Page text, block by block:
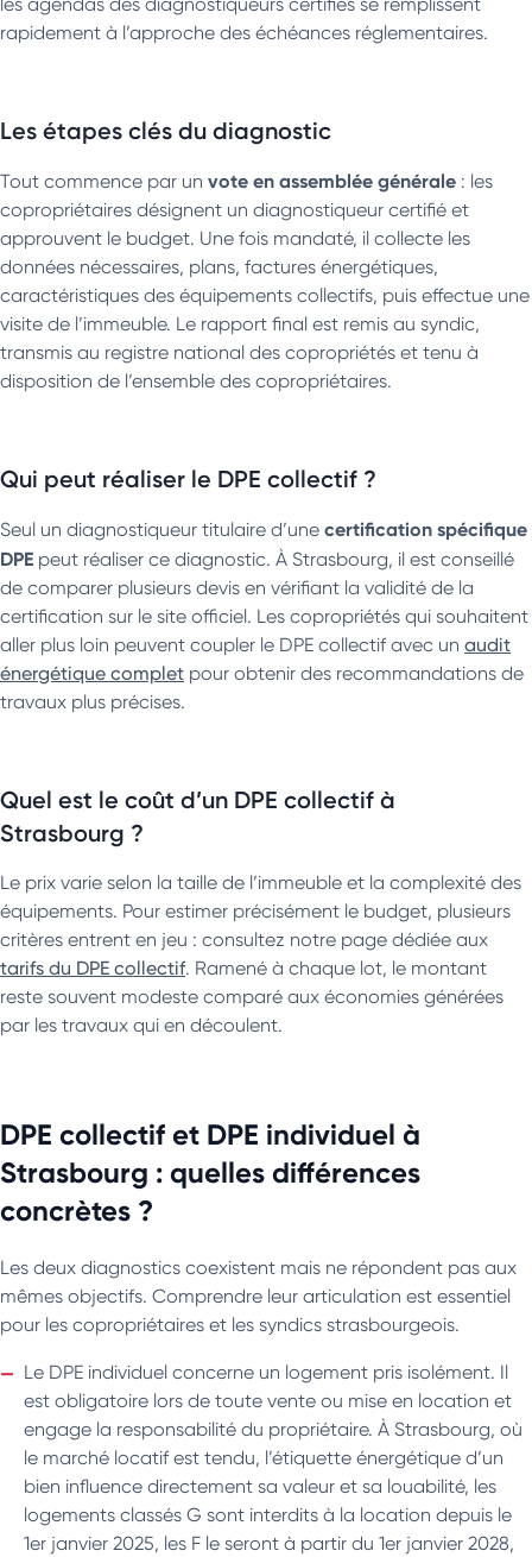
les agendas des diagnostiqueurs certifiés se remplissent
rapidement à l’approche des échéances réglementaires.
Les étapes clés du diagnostic
Tout commence par un vote en assemblée générale : les
copropriétaires désignent un diagnostiqueur certifié et
approuvent le budget. Une fois mandaté, il collecte les
données nécessaires, plans, factures énergétiques,
caractéristiques des équipements collectifs, puis effectue une
visite de l’immeuble. Le rapport final est remis au syndic,
transmis au registre national des copropriétés et tenu à
disposition de l’ensemble des copropriétaires.
Qui peut réaliser le DPE collectif ?
Seul un diagnostiqueur titulaire d’une certification spécifique
DPE peut réaliser ce diagnostic. À Strasbourg, il est conseillé
de comparer plusieurs devis en vérifiant la validité de la
certification sur le site officiel. Les copropriétés qui souhaitent
aller plus loin peuvent coupler le DPE collectif avec un audit
énergétique complet pour obtenir des recommandations de
travaux plus précises.
Quel est le coût d’un DPE collectif à
Strasbourg ?
Le prix varie selon la taille de l’immeuble et la complexité des
équipements. Pour estimer précisément le budget, plusieurs
critères entrent en jeu : consultez notre page dédiée aux
tarifs du DPE collectif. Ramené à chaque lot, le montant
reste souvent modeste comparé aux économies générées
par les travaux qui en découlent.
DPE collectif et DPE individuel à
Strasbourg : quelles différences
concrètes ?
Les deux diagnostics coexistent mais ne répondent pas aux
mêmes objectifs. Comprendre leur articulation est essentiel
pour les copropriétaires et les syndics strasbourgeois.
Le DPE individuel concerne un logement pris isolément. Il
est obligatoire lors de toute vente ou mise en location et
engage la responsabilité du propriétaire. À Strasbourg, où
le marché locatif est tendu, l’étiquette énergétique d’un
bien influence directement sa valeur et sa louabilité, les
logements classés G sont interdits à la location depuis le
1er janvier 2025, les F le seront à partir du 1er janvier 2028,